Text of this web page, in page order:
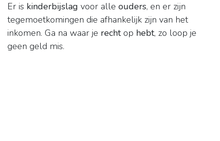
Er is kinderbijslag voor alle ouders, en er zijn
tegemoetkomingen die afhankelijk zijn van het
inkomen. Ga na waar je rechtop hebt, zo loop je
geen geld mis.